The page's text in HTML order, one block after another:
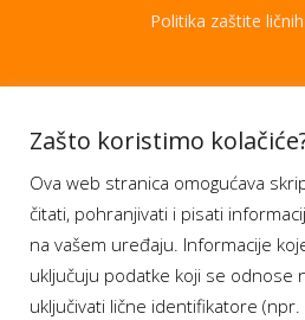
Politika zaštite
Moj BH
Dostupnost
Moja webTV
Aukcije BH
Zašto koristimo
Ova web stranica omogućava
čitati, pohranjivati i pisati
na vašem uređaju. Informacije
uključuju podatke koji se odnose
uključivati lične identifikatore